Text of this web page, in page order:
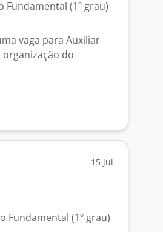
Fundamental (1º grau)
vaga para Auxiliar
organização do
15 jul
Fundamental (1º grau)